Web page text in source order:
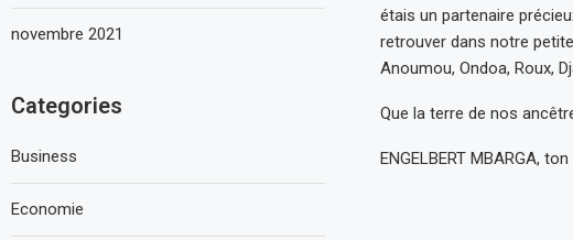
étais un partenaire
retrouver dans notre
Anoumou, Ondoa, Roux,
Que la terre de nos
ENGELBERT MBARGA,
novembre 2021
Categories
Business
Economie